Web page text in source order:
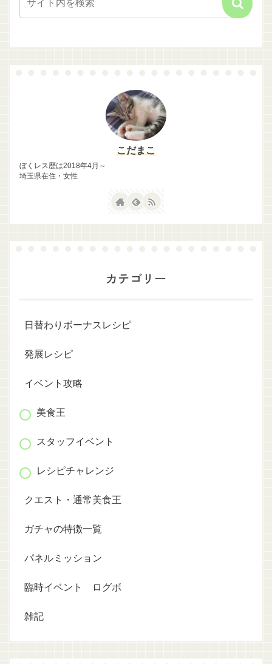
こだまこ
ぼくレス歴は2018年4月～
埼玉県在住・女性
カテゴリー
日替わりボーナスレシピ
発展レシピ
イベント攻略
美食王
スタッフイベント
レシピチャレンジ
クエスト・通常美食王
ガチャの特徴一覧
パネルミッション
臨時イベント ログボ
雑記